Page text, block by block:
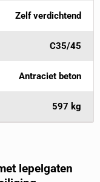
Zelf verdichtend
C35/45
Antraciet beton
597 kg
lepelgaten